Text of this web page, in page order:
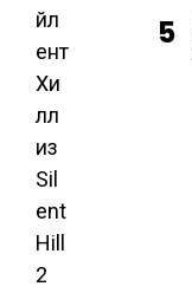
йл
ент
Хи
лл
из
Sil
ent
Hill
2